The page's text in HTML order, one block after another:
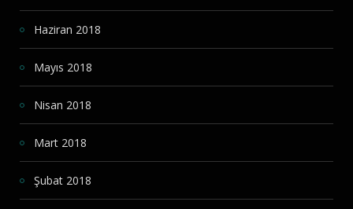
Haziran 2018
Mayıs 2018
Nisan 2018
Mart 2018
Şubat 2018